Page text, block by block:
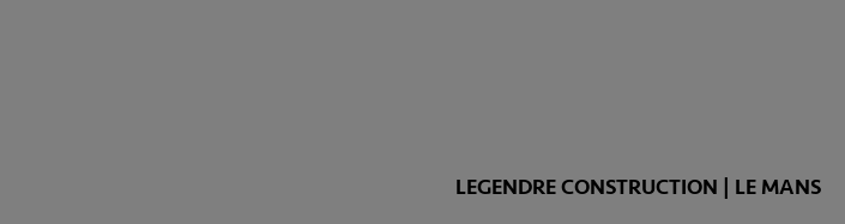
LEGENDRE CONSTRUCTION | LE MANS